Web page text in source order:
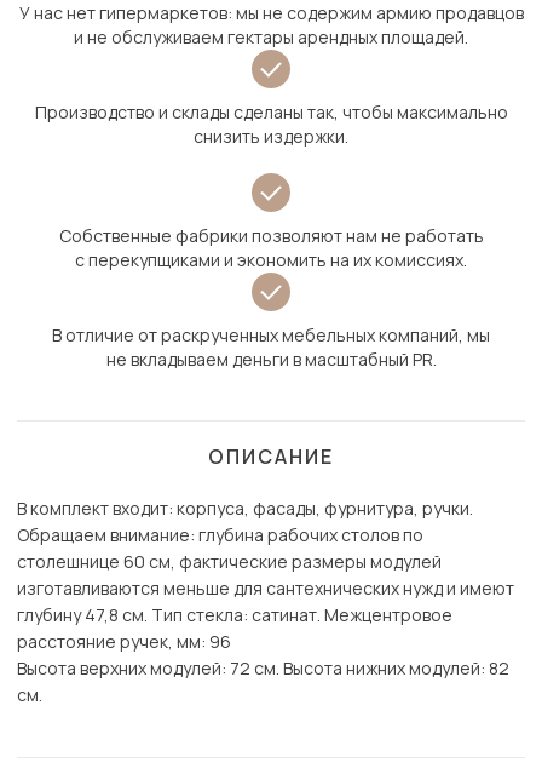
У нас нет гипермаркетов: мы не содержим армию продавцов
и не обслуживаем гектары арендных площадей.
Производство и склады сделаны так, чтобы максимально
снизить издержки.
Собственные фабрики позволяют нам не работать
с перекупщиками и экономить на их комиссиях.
В отличие от раскрученных мебельных компаний, мы
не вкладываем деньги в масштабный PR.
ОПИСАНИЕ
В комплект входит: корпуса, фасады, фурнитура, ручки.
Обращаем внимание: глубина рабочих столов по
столешнице 60 см, фактические размеры модулей
изготавливаются меньше для сантехнических нужд и имеют
глубину 47,8 см. Тип стекла: сатинат. Межцентровое
расстояние ручек, мм: 96
Высота верхних модулей: 72 см. Высота нижних модулей: 82
см.